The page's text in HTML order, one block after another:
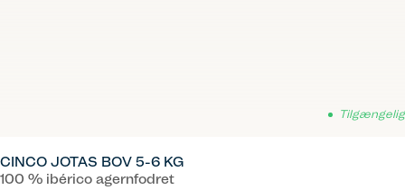
CINCO JOTAS BOV 5-6 KG
100 % ibérico agernfodret
Tilgængelig